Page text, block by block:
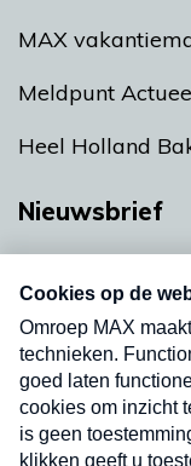
MAX
Meldpunt
Heel Holland
Nieuwsbrief
nieuwsbrief.
uw mailbox.